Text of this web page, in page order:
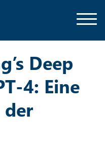
Deep
4: Eine